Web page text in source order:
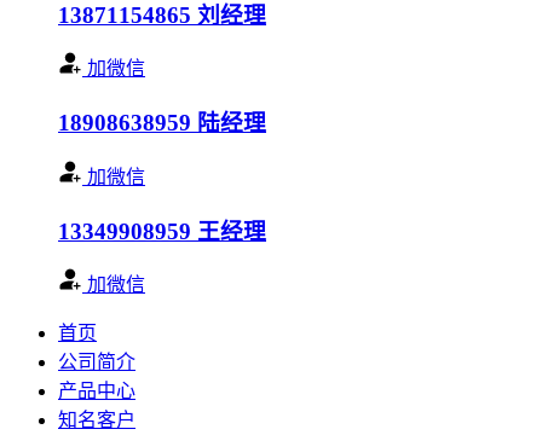
13871154865 刘经理
加微信
18908638959 陆经理
加微信
13349908959 王经理
加微信
首页
公司简介
产品中心
知名客户